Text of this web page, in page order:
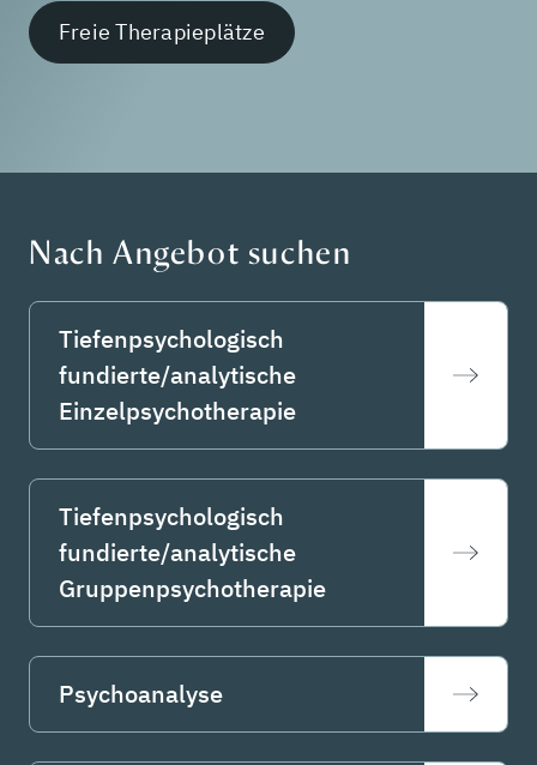
Freie Therapieplätze
Nach Angebot suchen
Tiefenpsychologisch
fundierte/analytische
Einzelpsychotherapie
Tiefenpsychologisch
fundierte/analytische
Gruppenpsychotherapie
Psychoanalyse